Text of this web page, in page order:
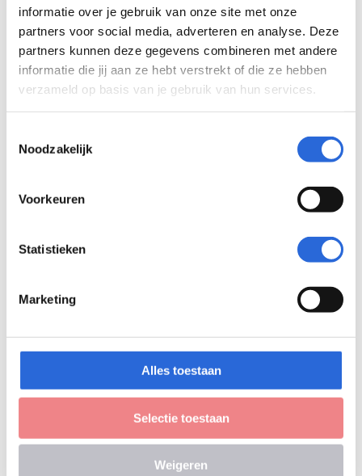
informatie over je gebruik van onze site met onze
partners voor social media, adverteren en analyse. Deze
partners kunnen deze gegevens combineren met andere
informatie die jij aan ze hebt verstrekt of die ze hebben
verzameld op basis van je gebruik van hun services.
Noodzakelijk
Voorkeuren
Statistieken
Marketing
Alles toestaan
Selectie toestaan
Weigeren
Inschaling(0)
LLO (0)
Leeruitkomsten
0
NCP
Internationaal
RIO(0)
Transparantie(0)
Arbeidsmarkt(0)
Wetgeving & beleid(0)